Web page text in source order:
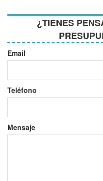
¿TIENES
Email
Teléfono
Mensaje